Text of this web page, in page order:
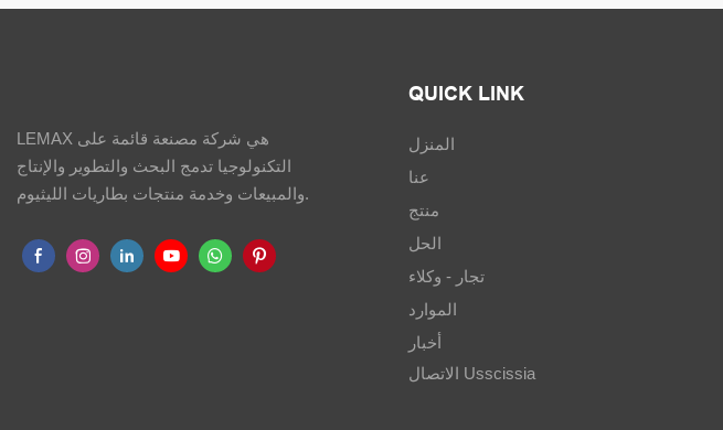
LEMAX هي شركة مصنعة قائمة على
التكنولوجيا تدمج البحث والتطوير والإنتاج
والمبيعات وخدمة منتجات بطاريات الليثيوم.
QUICK LINK
المنزل
عنا
منتج
الحل
تجار - وكلاء
الموارد
أخبار
الاتصال Usscissia